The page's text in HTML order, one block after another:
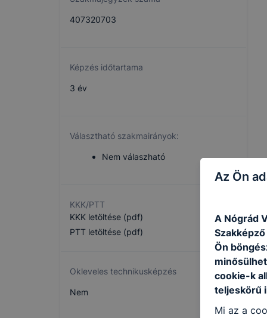
407320703
Képzés időtartama
3 év
Választható szakmairányok:
Nem válaszható
KKK/PTT
KKK letöltése (pdf)
PTT letöltése (pdf)
Okleveles technikusképzés
Nem
Az Ön
A Nógrád
Ön
cookie-k
teljeskörű
Mi az a